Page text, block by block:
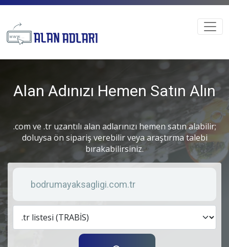
Alan Adınızı Hemen Satın Alın
.com ve .tr uzantılı alan adlarınızı hemen satın alabilir;
doluysa ön sipariş verebilir veya araştırma talebi
bırakabilirsiniz.
Anahtar kelime